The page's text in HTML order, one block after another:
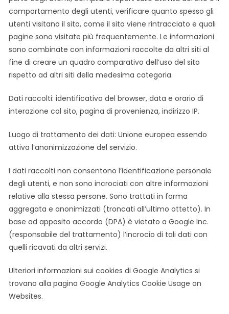
comportamento degli utenti, verificare quanto spesso gli
utenti visitano il sito, come il sito viene rintracciato e quali
pagine sono visitate più frequentemente. Le informazioni
sono combinate con informazioni raccolte da altri siti al
fine di creare un quadro comparativo dell’uso del sito
rispetto ad altri siti della medesima categoria.
Dati raccolti: identificativo del browser, data e orario di
interazione col sito, pagina di provenienza, indirizzo IP.
Luogo di trattamento dei dati: Unione europea essendo
attiva l’anonimizzazione del servizio.
I dati raccolti non consentono l’identificazione personale
degli utenti, e non sono incrociati con altre informazioni
relative alla stessa persone. Sono trattati in forma
aggregata e anonimizzati (troncati all’ultimo ottetto). In
base ad apposito accordo (DPA) è vietato a Google Inc.
(responsabile del trattamento) l’incrocio di tali dati con
quelli ricavati da altri servizi.
Ulteriori informazioni sui cookies di Google Analytics si
trovano alla pagina Google Analytics Cookie Usage on
Websites.